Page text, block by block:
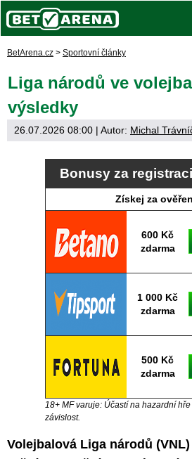
BetArena.cz > Sportovní články
Liga národů ve
výsledky
26.07.2026 08:00 | Autor: Michal
Bonusy za registraci
Získej za
600 Kč
zdarma
1 000 Kč
zdarma
500 Kč
zdarma
18+ MF varuje: Účastí na hazardní
závislost.
Volejbalová Liga národů